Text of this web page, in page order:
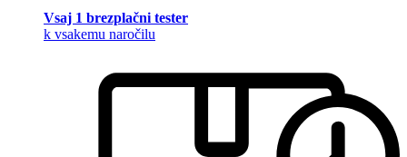
Vsaj 1 brezplačni tester
k vsakemu naročilu